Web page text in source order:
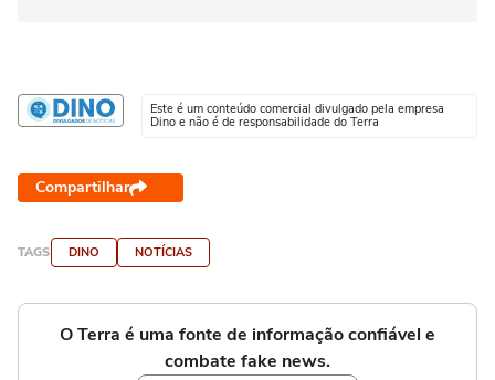
Este é um conteúdo comercial divulgado pela empresa
Dino e não é de responsabilidade do Terra
Compartilhar
TAGS DINO NOTÍCIAS
O Terra é uma fonte de informação confiável e
combate fake news.